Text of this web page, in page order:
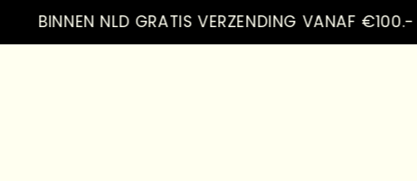
BINNEN NLD GRATIS VERZENDING VANAF €100.-